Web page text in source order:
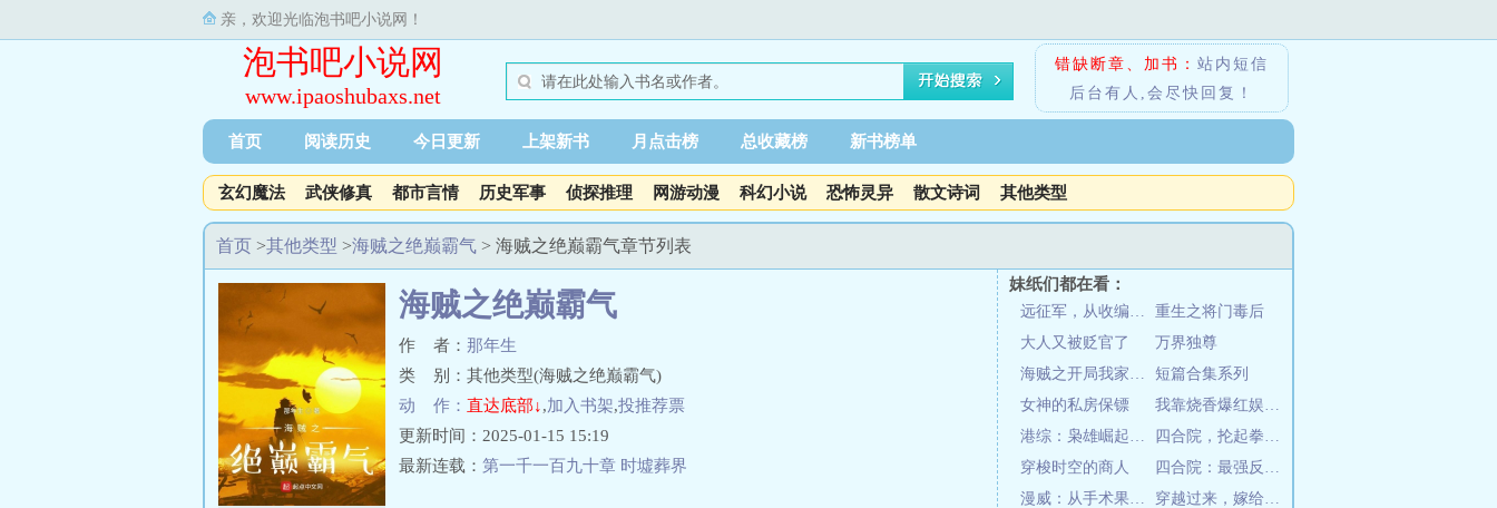
亲，欢迎光临泡书吧小说网！
泡书吧小说网
www.ipaoshubaxs.net
错缺断章、加书： 站内短信
后台有人,会尽快回复！
首页 阅读历史 今日更新 上架新书 月点击榜 总收藏榜 新书榜单
玄幻魔法 武侠修真 都市言情 历史军事 侦探推理 网游动漫 科幻小说 恐怖灵异 散文诗词 其他类型
首页 >其他类型 >海贼之绝巅霸气 > 海贼之绝巅霸气章节列表
妹纸们都在看：
远征军，从收编溃兵开始称霸南洋
重生之将门毒后
大人又被贬官了
万界独尊
海贼之开局我家没了
短篇合集系列
女神的私房保镖
我靠烧香爆红娱乐圈
港综：枭雄崛起，从铜锣湾开始
四合院，抡起拳头一顿哐哐哐
穿梭时空的商人
四合院：最强反派，请众禽兽升天
漫威：从手术果实开始无敌
穿越过来，嫁给瘸子当皇后
海贼之绝巅霸气
作 者： 那年生
类 别：其他类型(海贼之绝巅霸气)
动 作： 直达底部↓,加入书架,投推荐票
更新时间：2025-01-15 15:19
最新连载： 第一千一百九十章 时墟葬界